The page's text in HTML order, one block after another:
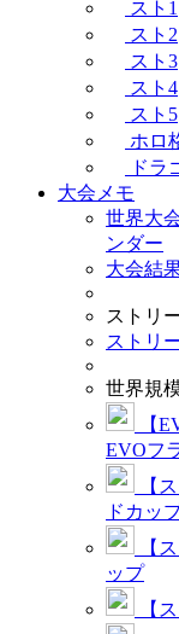
スト1
スト2
スト3
スト4
スト5
ホロ
ドラ
大会メモ
世界大
ンダー
大会結
ストリ
ストリ
世界規
【
EVOフ
【
ドカッ
【
ップ
【